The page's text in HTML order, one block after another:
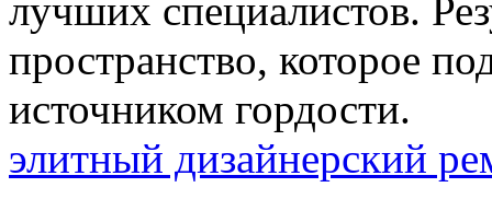
лучших специалистов.
пространство, которое
источником гордости.
элитный дизайнерский